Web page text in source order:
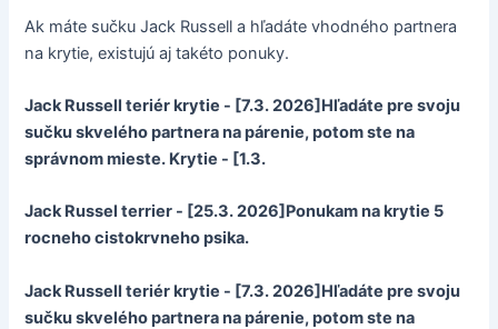
Ak máte sučku Jack Russell a hľadáte vhodného partnera
na krytie, existujú aj takéto ponuky.
Jack Russell teriér krytie - [7.3. 2026]Hľadáte pre svoju
sučku skvelého partnera na párenie, potom ste na
správnom mieste. Krytie - [1.3.
Jack Russel terrier - [25.3. 2026]Ponukam na krytie 5
rocneho cistokrvneho psika.
Jack Russell teriér krytie - [7.3. 2026]Hľadáte pre svoju
sučku skvelého partnera na párenie, potom ste na